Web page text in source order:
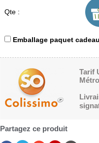
Qte :
Emballage paquet
Tarif
Partagez ce produit